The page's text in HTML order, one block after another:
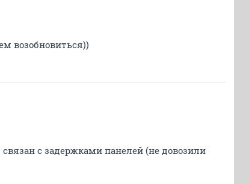
возобновиться))
с задержками панелей (не довозили